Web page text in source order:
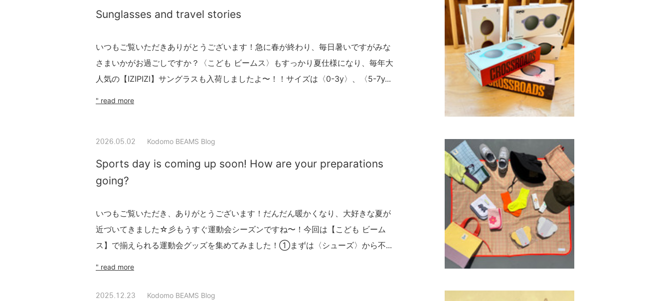
Sunglasses and travel stories
いつもご覧いただきありがとうございます！急に春が終わり、毎日暑いですがみな
さまいかがお過ごしですか？〈こども ビームス〉もすっかり夏仕様になり、毎年大
人気の【IZIPIZI】サングラスも入荷しましたよ〜！！サイズは〈0-3y〉、〈5-7y...
" read more
2026.05.02 Kodomo BEAMS Blog
Sports day is coming up soon! How are your preparations
going?
いつもご覧いただき、ありがとうございます！だんだん暖かくなり、大好きな夏が
近づいてきました☆彡もうすぐ運動会シーズンですね〜！今回は【こども ビーム
ス】で揃えられる運動会グッズを集めてみました！①まずは〈シューズ〉から不...
" read more
2025.12.23 Kodomo BEAMS Blog